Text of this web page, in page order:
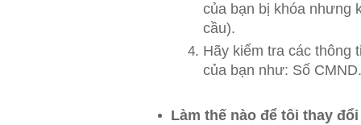
của bạn bị khóa nhưng
cầu).
Hãy kiểm tra các thông
của bạn như: Số
Làm thế nào để tôi thay